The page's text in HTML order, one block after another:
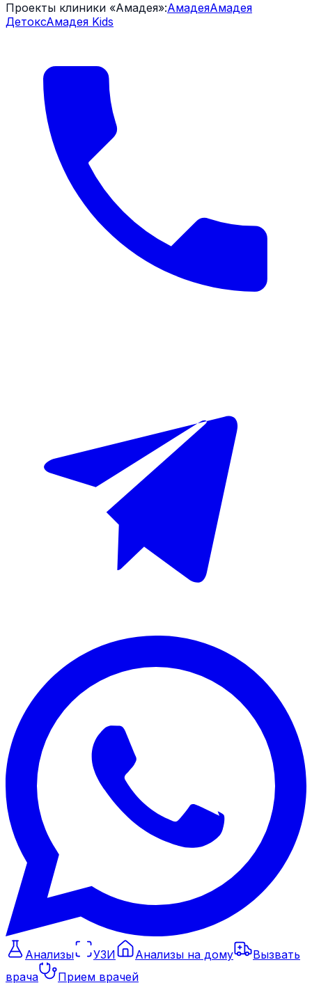
Проекты клиники «Амадея»:АмадеяАмадея
ДетоксАмадея Kids
Анализы УЗИ Анализы на дому
Вызвать
врача
Прием врачей